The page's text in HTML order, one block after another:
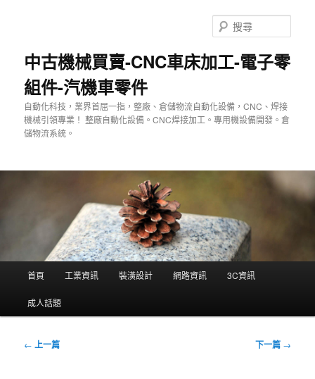
中古機械買賣-CNC車床加工-電子零
組件-汽機車零件
自動化科技，業界首屈一指，整廠、倉儲物流自動化設備，CNC、焊接
機械引領專業！ 整廠自動化設備。CNC焊接加工。專用機設備開發。倉
儲物流系統。
尋
單
首頁 工業資訊 裝潢設計 網路資訊 3C資訊
成人話題
文
← 上一篇 下一篇 →